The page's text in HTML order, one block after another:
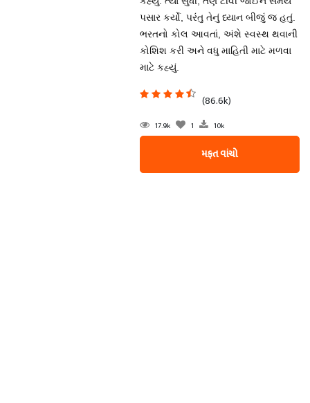
પસાર કર્યો, પરંતુ તેનું ધ્યાન બીજું જ હતું.
ભરતનો કોલ આવતાં, અંશે સ્વસ્થ થવાની
કોશિશ કરી અને વધુ માહિતી માટે મળવા
માટે કહ્યું.
(86.6k)
17.9k 1 10k
મફત વાંચો